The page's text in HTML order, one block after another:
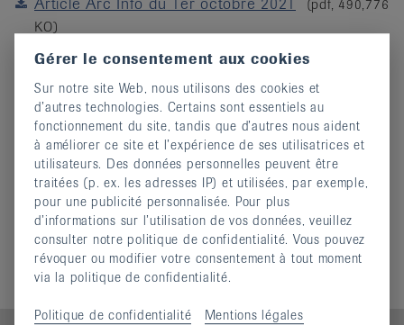
(pdf, 490,776
KO)
Article Arcinfo Du 17 04 2018 (pdf, 98,127 KO)
110,643 KO)
Article Impar Express Du 09 09 2014 Pieds
(pdf,
95,634 KO)
Article Impar Express Du 02 09 2013 Mains
90,204 KO)
Article Impar Express Du 06 09 2011 Aquacura
(pdf, 111,386 KO)
Gérer le consentement aux cookies
Sur notre site Web, nous utilisons des cookies et
d’autres technologies. Certains sont essentiels au
fonctionnement du site, tandis que d’autres nous aident
à améliorer ce site et l’expérience de ses utilisatrices et
utilisateurs. Des données personnelles peuvent être
traitées (p. ex. les adresses IP) et utilisées, par exemple,
pour une publicité personnalisée. Pour plus
d’informations sur l’utilisation de vos données, veuillez
consulter notre politique de confidentialité. Vous pouvez
révoquer ou modifier votre consentement à tout moment
via la politique de confidentialité.
Politique de confidentialité Mentions légales